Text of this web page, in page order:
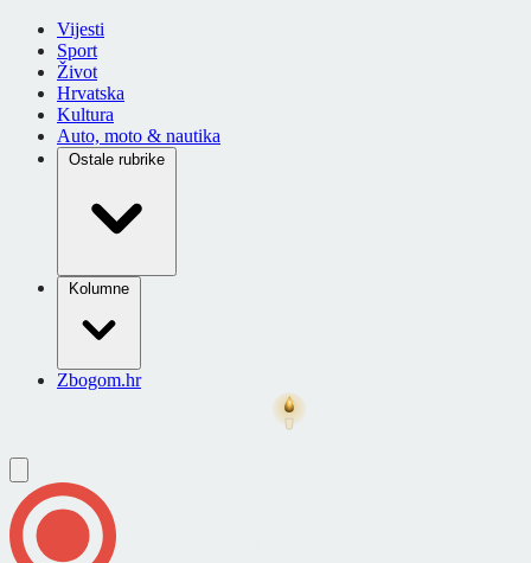
Vijesti
Sport
Život
Hrvatska
Kultura
Auto, moto & nautika
Ostale rubrike
Kolumne
Zbogom.hr